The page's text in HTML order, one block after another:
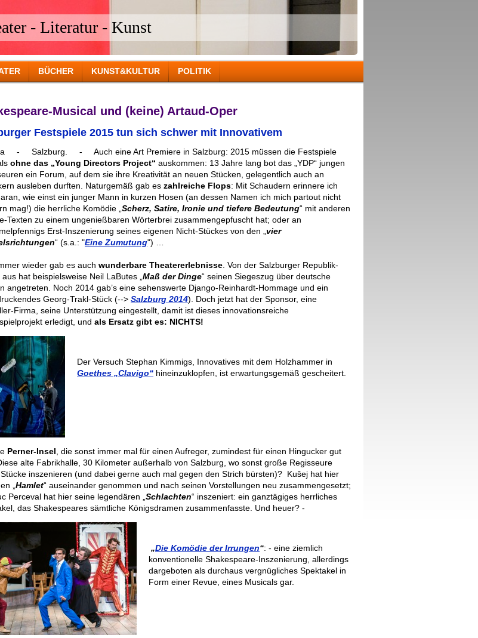
- Literatur - Kunst
BÜCHER KUNST&KULTUR POLITIK
Musical und (keine) Artaud-Oper
Festspiele 2015 tun sich schwer mit Innovativem
- Salzburg. - Auch eine Art Premiere in Salzburg: 2015 müssen die Festspiele
ohne das „Young Directors Project“ auskommen: 13 Jahre lang bot das „YDP“ jungen
ein Forum, auf dem sie ihre Kreativität an neuen Stücken, gelegentlich auch an
ausleben durften. Naturgemäß gab es zahlreiche Flops: Mit Schaudern erinnere ich
wie einst ein junger Mann in kurzen Hosen (an dessen Namen ich mich partout nicht
mag!) die herrliche Komödie „ Scherz, Satire, Ironie und tiefere Bedeutung“ mit anderen
Texten zu einem ungenießbaren Wörterbrei zusammengepfuscht hat; oder an
Erst-Inszenierung seines eigenen Nicht-Stückes von den „ vier
“ (s.a.: "Eine Zumutung")
wieder gab es auch wunderbare Theatererlebnisse Von der Salzburger Republik-
hat beispielsweise Neil LaButes „ Maß der Dinge“ seinen Siegeszug über deutsche
angetreten. Noch 2014 gab’s eine sehenswerte Django-Reinhardt-Hommage und ein
Georg-Trakl-Stück (--> Salzburg 2014). Doch jetzt hat der Sponsor, eine
Firma, seine Unterstützung eingestellt, damit ist dieses innovationsreiche
erledigt, und als Ersatz gibt es: NICHTS!
Der Versuch Stephan Kimmigs, Innovatives mit dem Holzhammer in
Goethes „Clavigo“ hineinzuklopfen, ist erwartungsgemäß gescheitert.
Perner-Insel , die sonst immer mal für einen Aufreger, zumindest für einen Hingucker gut
alte Fabrikhalle, 30 Kilometer außerhalb von Salzburg, wo sonst große Regisseure
inszenieren (und dabei gerne auch mal gegen den Strich bürsten)? Kušej hat hier
„ Hamlet“ auseinander genommen und nach seinen Vorstellungen neu zusammengesetzt;
Perceval hat hier seine legendären „ Schlachten“ inszeniert: ein ganztägiges herrliches
das Shakespeares sämtliche Königsdramen zusammenfasste. Und heuer? -
„Die Komödie der Irrungen“: - eine ziemlich
konventionelle Shakespeare-Inszenierung, allerdings
dargeboten als durchaus vergnügliches Spektakel in
Form einer Revue, eines Musicals gar.